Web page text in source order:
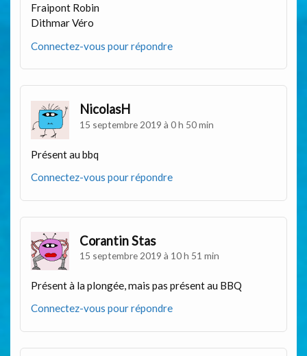
Fraipont Robin
Dithmar Véro
Connectez-vous pour répondre
NicolasH
15 septembre 2019 à 0 h 50 min
Présent au bbq
Connectez-vous pour répondre
Corantin Stas
15 septembre 2019 à 10 h 51 min
Présent à la plongée, mais pas présent au BBQ
Connectez-vous pour répondre